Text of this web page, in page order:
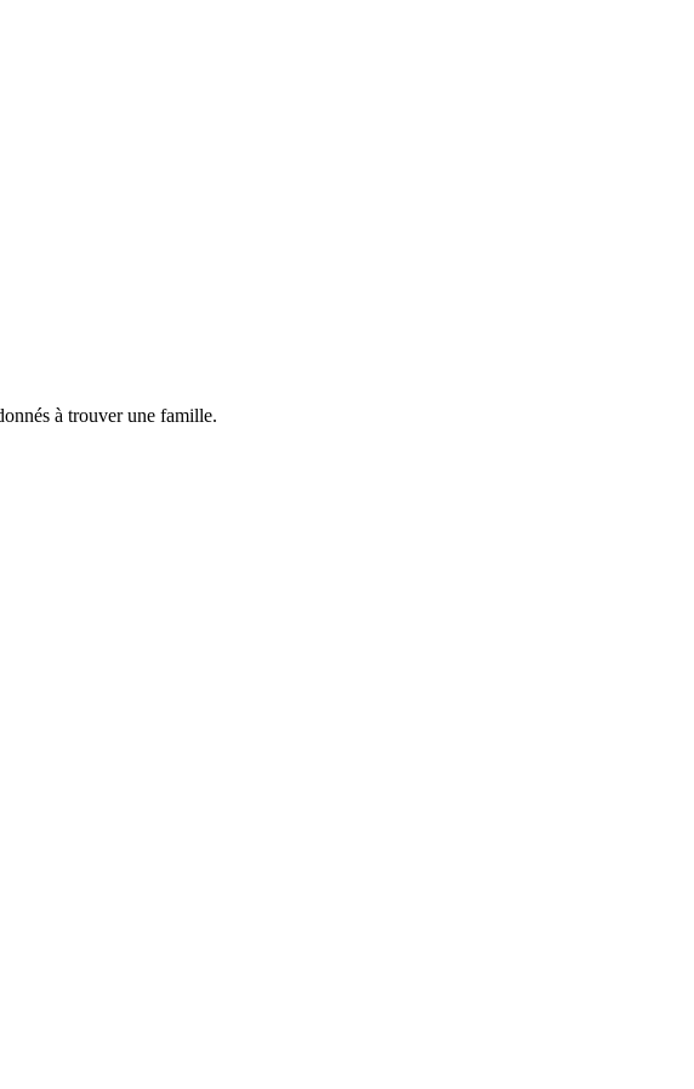
à trouver une famille.